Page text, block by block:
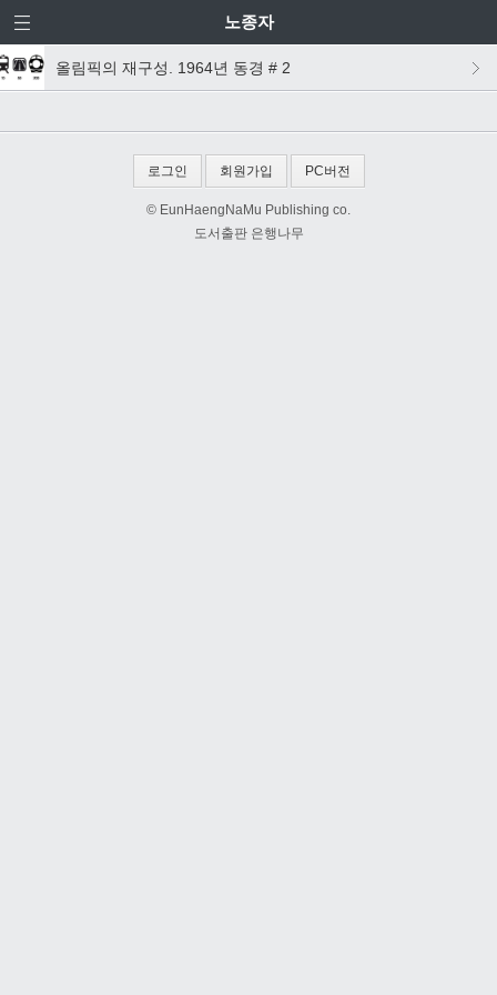
노종자
올림픽의 재구성. 1964년 동경 # 2
로그인 회원가입 PC버전
© EunHaengNaMu Publishing co.
도서출판 은행나무